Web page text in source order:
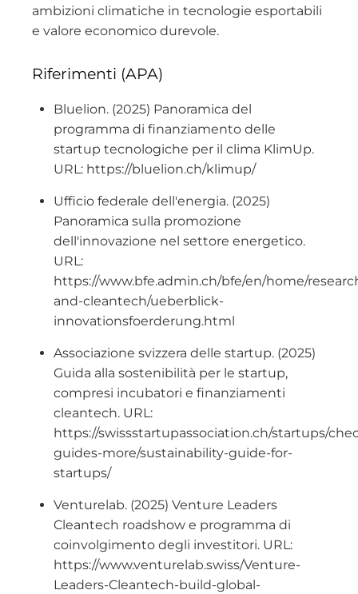
ambizioni climatiche in tecnologie esportabili
e valore economico durevole.
Riferimenti (APA)
Bluelion. (2025) Panoramica del
programma di finanziamento delle
startup tecnologiche per il clima KlimUp.
URL: https://bluelion.ch/klimup/
Ufficio federale dell'energia. (2025)
Panoramica sulla promozione
dell'innovazione nel settore energetico.
URL:
https://www.bfe.admin.ch/bfe/en/home/
and-cleantech/ueberblick-
innovationsfoerderung.html
Associazione svizzera delle startup. (2025)
Guida alla sostenibilità per le startup,
compresi incubatori e finanziamenti
cleantech. URL:
https://swissstartupassociation.ch/startups/
guides-more/sustainability-guide-for-
startups/
Venturelab. (2025) Venture Leaders
Cleantech roadshow e programma di
coinvolgimento degli investitori. URL:
https://www.venturelab.swiss/Venture-
Leaders-Cleantech-build-global-